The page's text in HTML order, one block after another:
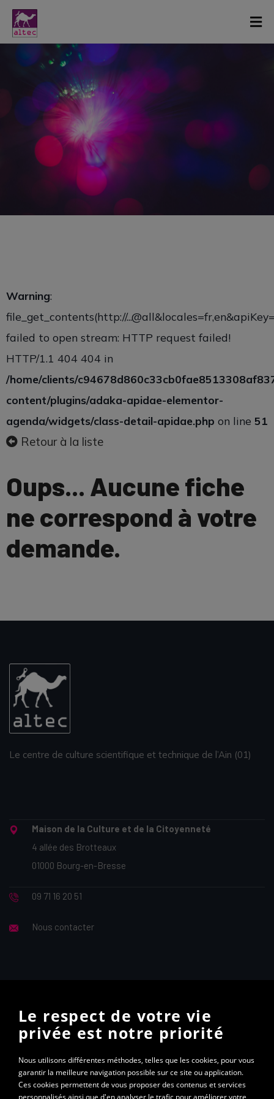
Warning:
file_get_contents(http://
failed to open stream: HTTP request failed!
HTTP/1.1 404 404 in
/home/clients/
content/plugins/adaka-apidae-elementor-
agenda/widgets/class-detail-apidae.php on line 51
Retour à la liste
Oups... Aucune fiche
ne correspond à votre
demande.
Le centre de culture scientifique et technique de l’Ain (01)
Maison de la Culture et de la Citoyenneté
4 allée des Brotteaux
01000 Bourg-en-Bresse
09 71 16 20 51
Nous contacter
ALTEC ? Abonnez-vous à notre newsletter
Le respect de votre vie
privée est notre priorité
Nous utilisons différentes méthodes, telles que les cookies, pour vous
garantir la meilleure navigation possible sur ce site ou application.
Ces cookies permettent de vous proposer des contenus et services
personnalisés ainsi que d'en analyser le trafic pour améliorer votre